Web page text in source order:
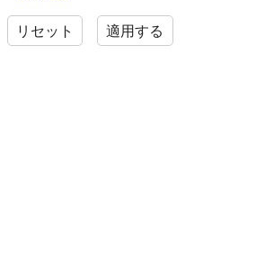
リセット 適用する